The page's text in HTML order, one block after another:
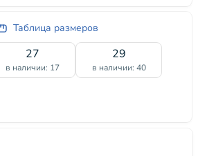
Таблица размеров
27
в наличии: 17
29
в наличии: 40